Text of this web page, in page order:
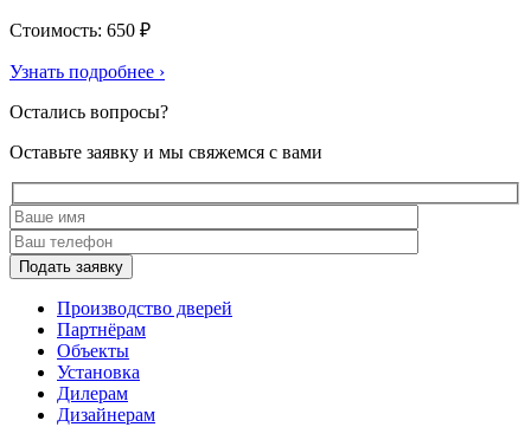
Стоимость: 650 ₽
Узнать подробнее ›
Остались вопросы?
Оставьте заявку и мы свяжемся с вами
Подать заявку
Производство дверей
Партнёрам
Объекты
Установка
Дилерам
Дизайнерам